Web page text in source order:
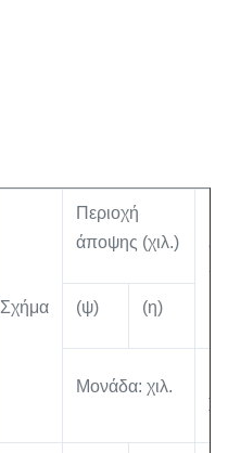
Σχήμα
Περιοχή
άποψης (χιλ.)
(ψ) (η)
Μονάδα: χιλ.